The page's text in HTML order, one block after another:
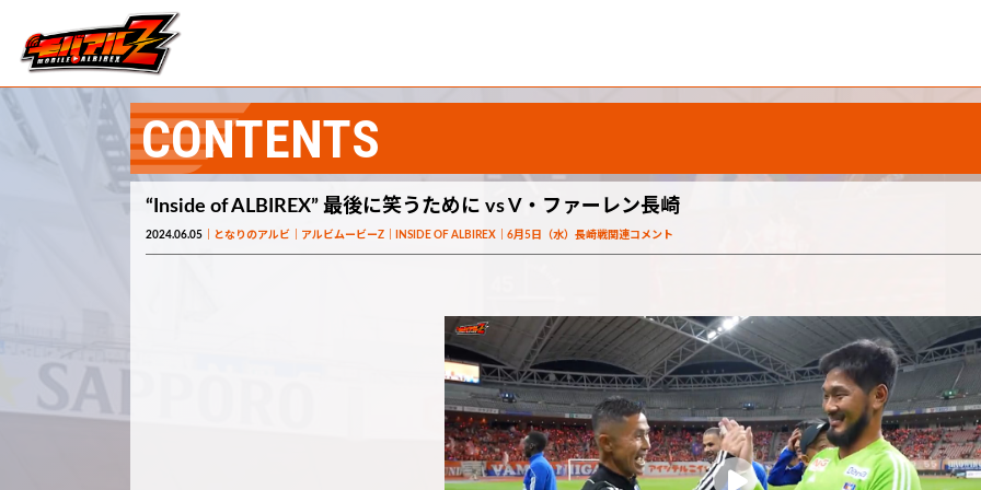
CONTENTS
“Inside of ALBIREX” 最後に笑うために vs V・ファーレン長崎
2024.06.05 となりのアルビ アルビムービーZ INSIDE OF ALBIREX 6月5日（水）長崎戦関連コメント